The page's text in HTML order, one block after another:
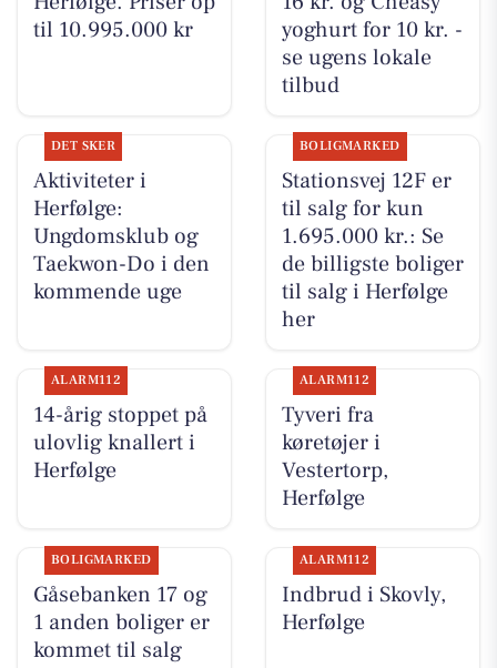
til 10.995.000 kr
yoghurt for 10 kr. -
se ugens lokale
tilbud
DET SKER
Aktiviteter i
Herfølge:
Ungdomsklub og
Taekwon-Do i den
kommende uge
BOLIGMARKED
Stationsvej 12F er
til salg for kun
1.695.000 kr.: Se
de billigste boliger
til salg i Herfølge
her
ALARM112
14-årig stoppet på
ulovlig knallert i
Herfølge
ALARM112
Tyveri fra
køretøjer i
Vestertorp,
Herfølge
BOLIGMARKED
Gåsebanken 17 og
1 anden boliger er
kommet til salg
ALARM112
Indbrud i Skovly,
Herfølge